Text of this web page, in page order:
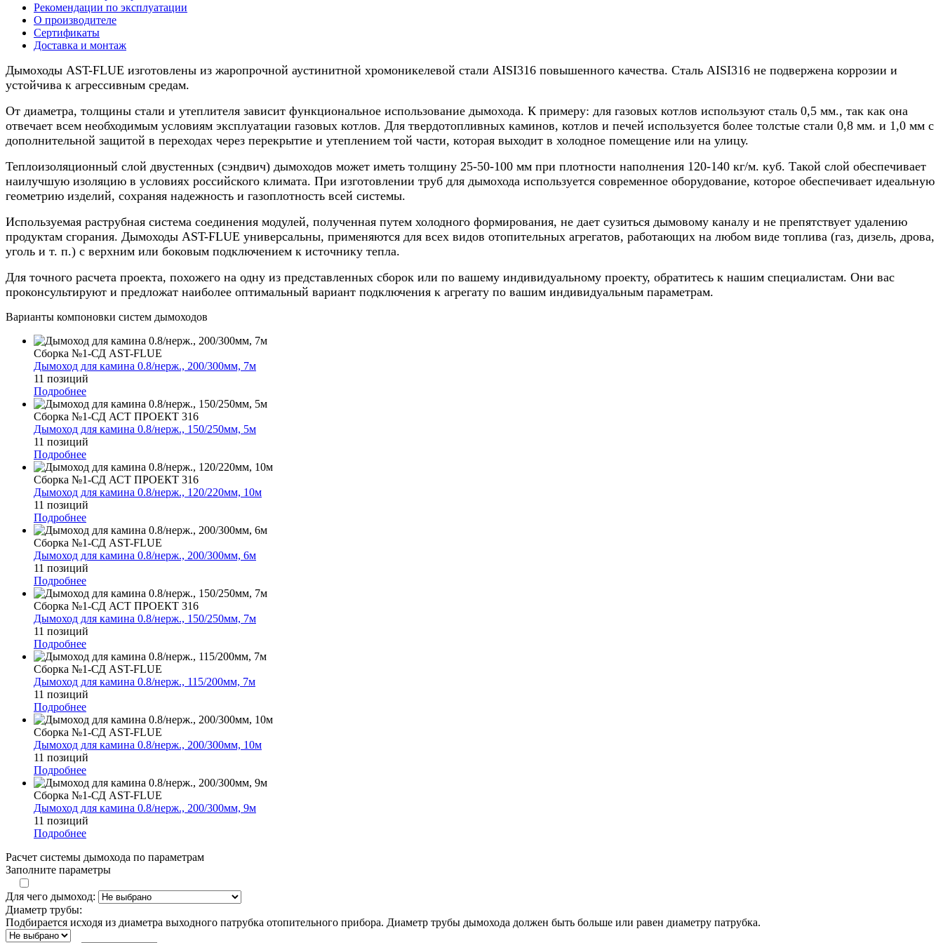
котла
нерж.,
200/250мм,
Рекомендации по эксплуатации
О производителе
Сертификаты
Доставка и монтаж
Дымоходы AST-FLUE изготовлены из жаропрочной аустинитной хромоникелевой стали AISI316 повышенного качества. Сталь AISI316 не подвержена коррозии и
устойчива к агрессивным средам.
От диаметра, толщины стали и утеплителя зависит функциональное использование дымохода. К примеру: для газовых котлов используют сталь 0,5 мм., так как она
отвечает всем необходимым условиям эксплуатации газовых котлов. Для твердотопливных каминов, котлов и печей используется более толстые стали 0,8 мм. и 1,0 мм с
дополнительной защитой в переходах через перекрытие и утеплением той части, которая выходит в холодное помещение или на улицу.
Теплоизоляционный слой двустенных (сэндвич) дымоходов может иметь толщину 25-50-100 мм при плотности наполнения 120-140 кг/м. куб. Такой слой обеспечивает
наилучшую изоляцию в условиях российского климата. При изготовлении труб для дымохода используется современное оборудование, которое обеспечивает идеальную
геометрию изделий, сохраняя надежность и газоплотность всей системы.
Используемая раструбная система соединения модулей, полученная путем холодного формирования, не дает сузиться дымовому каналу и не препятствует удалению
продуктам сгорания. Дымоходы AST-FLUE универсальны, применяются для всех видов отопительных агрегатов, работающих на любом виде топлива (газ, дизель, дрова,
уголь и т. п.) с верхним или боковым подключением к источнику тепла.
Для точного расчета проекта, похожего на одну из представленных сборок или по вашему индивидуальному проекту, обратитесь к нашим специалистам. Они вас
проконсультируют и предложат наиболее оптимальный вариант подключения к агрегату по вашим индивидуальным параметрам.
Варианты компоновки систем дымоходов
Сборка №1-СД AST-FLUE
Дымоход для камина 0.8/нерж., 200/300мм, 7м
11 позиций
Подробнее
Сборка №1-СД АСТ ПРОЕКТ 316
Дымоход для камина 0.8/нерж., 150/250мм, 5м
11 позиций
Подробнее
Сборка №1-СД АСТ ПРОЕКТ 316
Дымоход для камина 0.8/нерж., 120/220мм, 10м
11 позиций
Подробнее
Сборка №1-СД AST-FLUE
Дымоход для камина 0.8/нерж., 200/300мм, 6м
11 позиций
Подробнее
Сборка №1-СД АСТ ПРОЕКТ 316
Дымоход для камина 0.8/нерж., 150/250мм, 7м
11 позиций
Подробнее
Сборка №1-СД AST-FLUE
Дымоход для камина 0.8/нерж., 115/200мм, 7м
11 позиций
Подробнее
Сборка №1-СД AST-FLUE
Дымоход для камина 0.8/нерж., 200/300мм, 10м
11 позиций
Подробнее
Сборка №1-СД AST-FLUE
Дымоход для камина 0.8/нерж., 200/300мм, 9м
11 позиций
Подробнее
Расчет системы дымохода по параметрам
Заполните параметры
Для чего дымоход:
Диаметр трубы:
Подбирается исходя из диаметра выходного патрубка отопительного прибора. Диаметр трубы дымохода должен быть больше или равен диаметру патрубка.